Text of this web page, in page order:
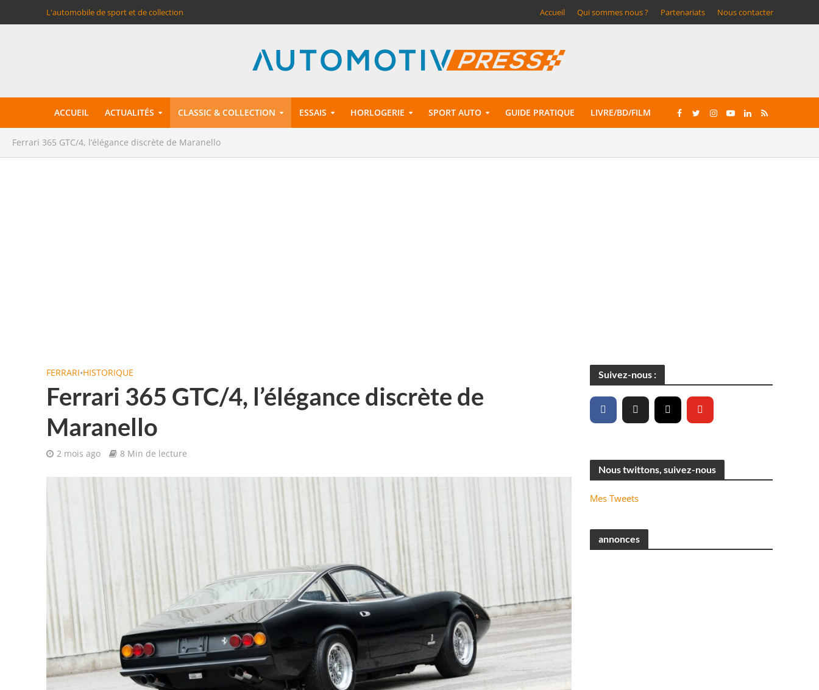
L'automobile de sport et de collection Accueil Qui sommes nous ? Partenariats Nous contacter
ACCUEIL ACTUALITÉS CLASSIC & COLLECTION ESSAIS HORLOGERIE SPORT AUTO GUIDE PRATIQUE LIVRE/BD/FILM
Ferrari 365 GTC/4, l’élégance discrète de Maranello
FERRARI•HISTORIQUE
Ferrari 365 GTC/4, l’élégance discrète de
Maranello
2 mois ago 8 Min de lecture
Suivez-nous :
Nous twittons, suivez-nous
Mes Tweets
annonces